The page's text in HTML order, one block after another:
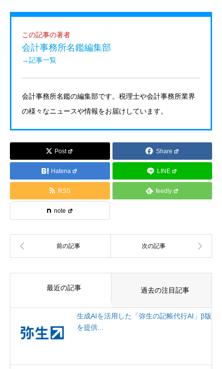
この記事の著者
会計事務所名鑑編集部
→記事一覧
会計事務所名鑑の編集部です。税理士や会計事務所業界
の様々なニュースや情報をお届けしています。
Post Share
Hatena LINE
RSS feedly
note
最近の記事 過去の注目記事
生成AIを活用した「弥生の記帳代行AI」β版
を提供...